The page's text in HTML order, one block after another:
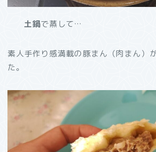
土鍋で蒸して…
素人手作り感満載の豚まん（肉まん）
た。